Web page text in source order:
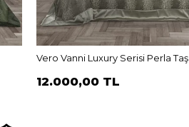
Vero Vanni Luxury Serisi Perla Taş
12.000,00 TL